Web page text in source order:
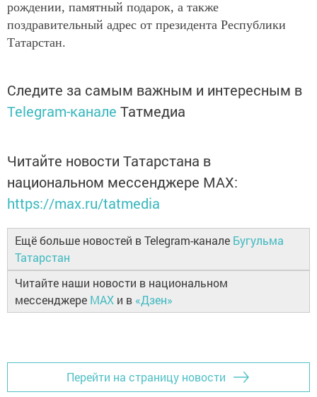
рождении, памятный подарок, а также
поздравительный адрес от президента Республики
Татарстан.
Следите за самым важным и интересным в
Telegram-канале Татмедиа
Читайте новости Татарстана в
национальном мессенджере MАХ:
https://max.ru/tatmedia
Ещё больше новостей в Telegram-канале Бугульма
Татарстан
Читайте наши новости в национальном
мессенджере MAX и в «Дзен»
Перейти на страницу новости